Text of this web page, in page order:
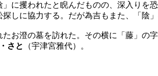
に攫われたと睨んだものの、深入りを
しに協力する。だが為吉もまた、「陰
お澄の墓を訪れた。その横に「藤」
さと
（宇津宮雅代）。